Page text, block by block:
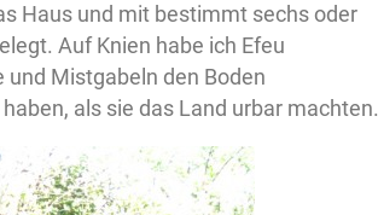
Haus und mit bestimmt sechs oder
Auf Knien habe ich Efeu
und Mistgabeln den Boden
als sie das Land urbar machten.